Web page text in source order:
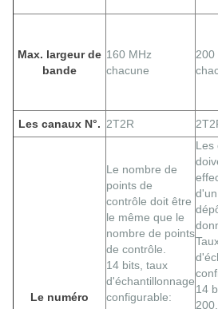
Max. largeur de
bande
160 MHz
chacune
200
Les canaux N°. 2T2R
Le numéro
Le nombre de
points de
contrôle doit être
le même que le
nombre de points
de contrôle.
14 bits, taux
d'échantillonnage
configurable:
Les
14